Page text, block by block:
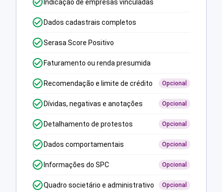
Indicação de empresas vinculadas
Dados cadastrais completos
Serasa Score Positivo
Faturamento ou renda presumida
Recomendação e limite de crédito Opcional
Dívidas, negativas e anotações Opcional
Detalhamento de protestos Opcional
Dados comportamentais Opcional
Informações do SPC Opcional
Quadro societário e administrativo Opcional